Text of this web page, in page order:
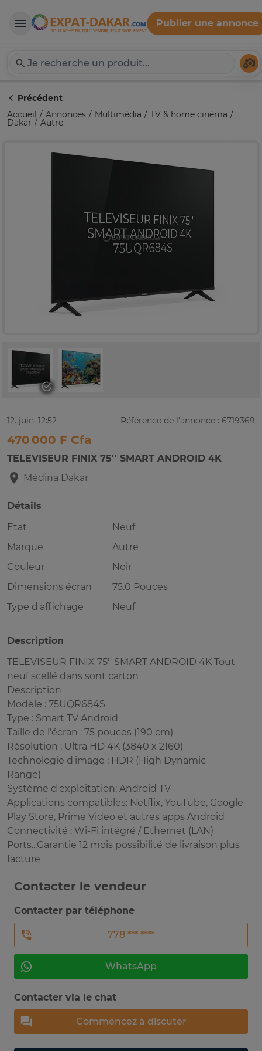
Expat-Dakar
Publier une annonce
Précédent
Accueil
Annonces Multimédia TV & home cinéma
Dakar Autre
12. juin, 12:52 Référence de l'annonce : 6719369
470 000 F Cfa
TELEVISEUR FINIX 75'' SMART ANDROID 4K
Médina Dakar
Détails
Etat
Neuf
Marque
Autre
Couleur
Noir
Dimensions écran
75.0 Pouces
Type d'affichage
Neuf
Description
TELEVISEUR FINIX 75'' SMART ANDROID 4K Tout
neuf scellé dans sont carton
Description
Modèle : 75UQR684S
Type : Smart TV Android
Taille de l'écran : 75 pouces (190 cm)
Résolution : Ultra HD 4K (3840 x 2160)
Technologie d'image : HDR (High Dynamic
Range)
Système d'exploitation: Android TV
Applications compatibles: Netflix, YouTube, Google
Play Store, Prime Video et autres apps Android
Connectivité : Wi-Fi intégré / Ethernet (LAN)
Ports...Garantie 12 mois possibilité de livraison plus
facture
Contacter le vendeur
Contacter par téléphone
778 *** ****
WhatsApp
Contacter via le chat
Commencez à discuter